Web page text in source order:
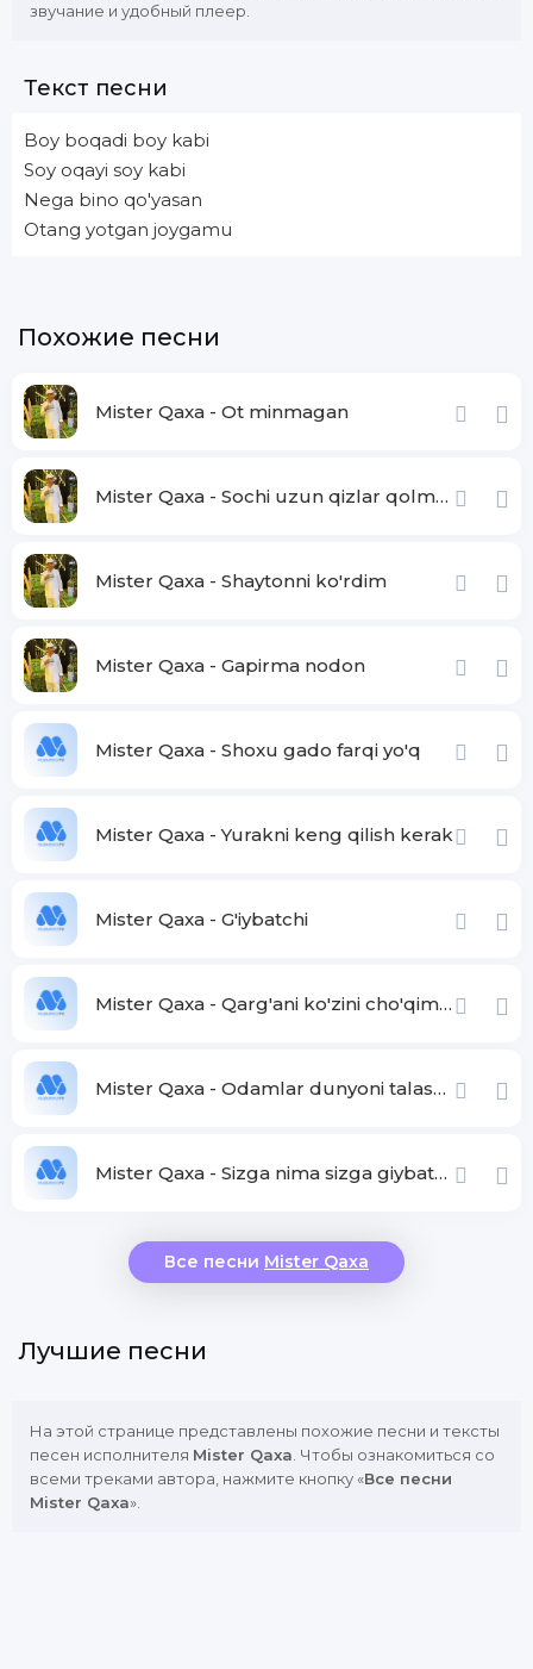
звучание и удобный плеер.
Текст песни
Boy boqadi boy kabi
Soy oqayi soy kabi
Nega bino qo'yasan
Otang yotgan joygamu
Похожие песни
Mister Qaxa - Ot minmagan
Mister Qaxa - Sochi uzun qizlar qolmadi
Mister Qaxa - Shaytonni ko'rdim
Mister Qaxa - Gapirma nodon
Mister Qaxa - Shoxu gado farqi yo'q
Mister Qaxa - Yurakni keng qilish kerak
Mister Qaxa - G'iybatchi
Mister Qaxa - Qarg'ani ko'zini cho'qimas qarg'a
Mister Qaxa - Odamlar dunyoni talashmang
Mister Qaxa - Sizga nima sizga giybatchi
Все песни Mister Qaxa
Лучшие песни
На этой странице представлены похожие песни и тексты
песен исполнителя Mister Qaxa . Чтобы ознакомиться со
всеми треками автора, нажмите кнопку «Все песни
Mister Qaxa».